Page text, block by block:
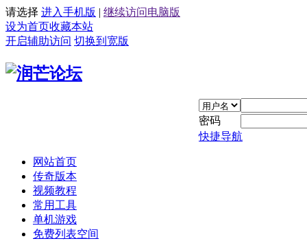
请选择 进入手机版 | 继续访问电脑版
设为首页收藏本站
开启辅助访问 切换到宽版
密码
快捷导航
网站首页
传奇版本
视频教程
常用工具
单机游戏
免费列表空间